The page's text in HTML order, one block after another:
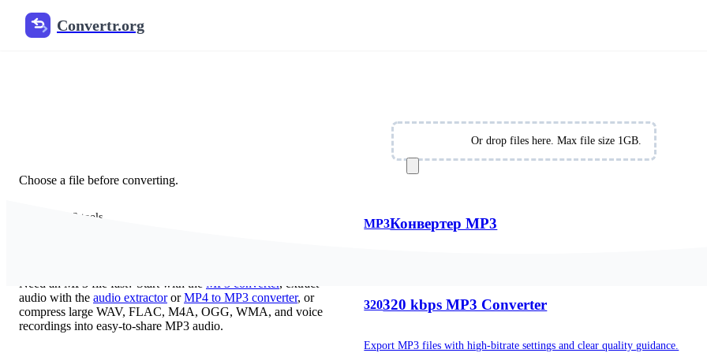
Convertr.org
Безкоштовний онлайн аудіо конвертер
Or drop files here. Max file size 1GB.
Choose a file before converting.
Popular MP3 tools
Need an MP3 file fast? Start with the MP3 converter, extract
audio with the audio extractororMP4 to MP3 converter, or
compress large WAV, FLAC, M4A, OGG, WMA, and voice
recordings into easy-to-share MP3 audio.
MP3Конвертер MP3
320320 kbps MP3 Converter
Export MP3 files with high-bitrate settings and clear quality guidance.